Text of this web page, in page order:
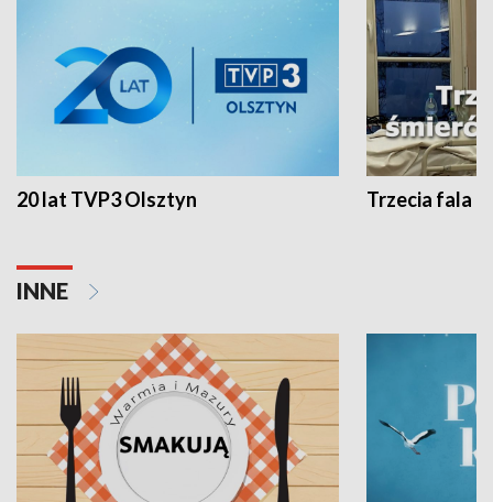
20 lat TVP3 Olsztyn Trzecia fala -
INNE